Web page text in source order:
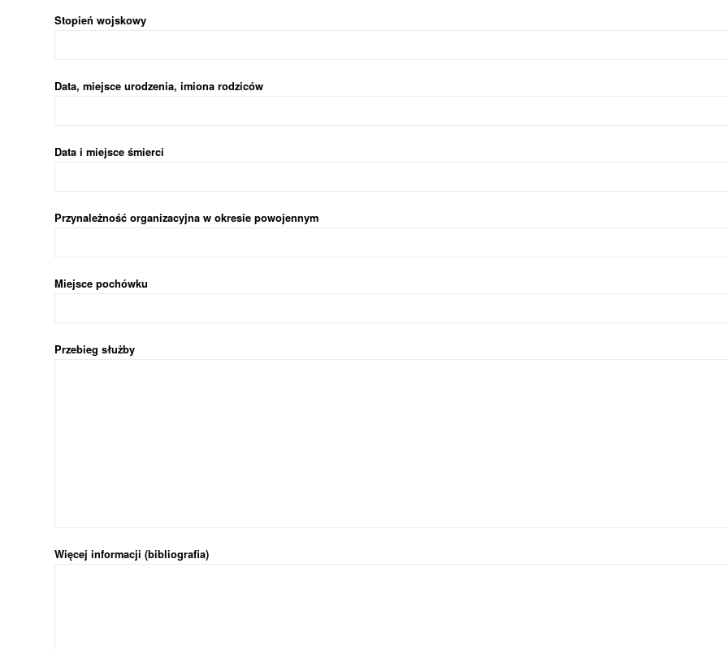
Stopień wojskowy
Data, miejsce urodzenia, imiona rodziców
Data i miejsce śmierci
Przynależność organizacyjna w okresie powojennym
Miejsce pochówku
Przebieg służby
Więcej informacji (bibliografia)